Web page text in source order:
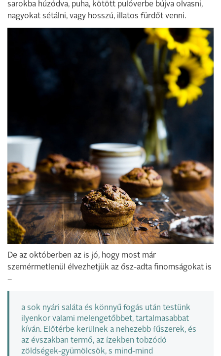
sarokba húzódva, puha, kötött pulóverbe bújva olvasni,
nagyokat sétálni, vagy hosszú, illatos fürdőt venni.
De az októberben az is jó, hogy most már
szemérmetlenül élvezhetjük az ősz-adta finomságokat is
–
a sok nyári saláta és könnyű fogás után testünk
ilyenkor valami melengetőbbet, tartalmasabbat
kíván. Előtérbe kerülnek a nehezebb fűszerek, és
az évszakban termő, az ízekben tobzódó
zöldségek-gyümölcsök, s mind-mind